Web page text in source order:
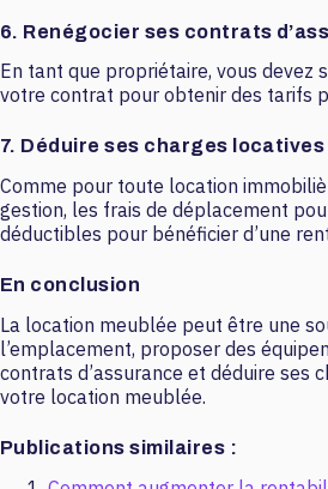
6. Renégocier ses contrats
En tant que propriétaire, vous
votre contrat pour obtenir des tarifs
7. Déduire ses charges locatives
Comme pour toute location
gestion, les frais de déplacement
déductibles pour bénéficier d’une
En conclusion
La location meublée peut être une
l’emplacement, proposer des
contrats d’assurance et déduire ses
votre location meublée.
Publications similaires :